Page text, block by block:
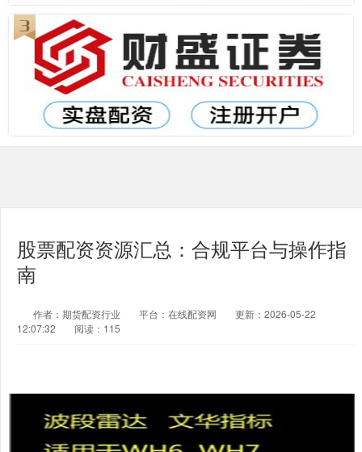
股票配资资源汇总：合规平台与操作指
南
作者：期货配资行业 平台：在线配资网
更新：2026-05-22
12:07:32
阅读：115